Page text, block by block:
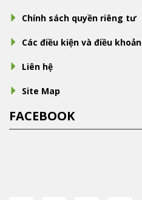
Chính sách quyền riêng tư
Các điều kiện và điều khoản
Liên hệ
Site Map
FACEBOOK